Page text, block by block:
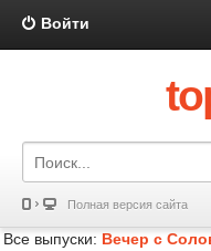
Войти
Полная версия сайта
Все выпуски: Вечер с